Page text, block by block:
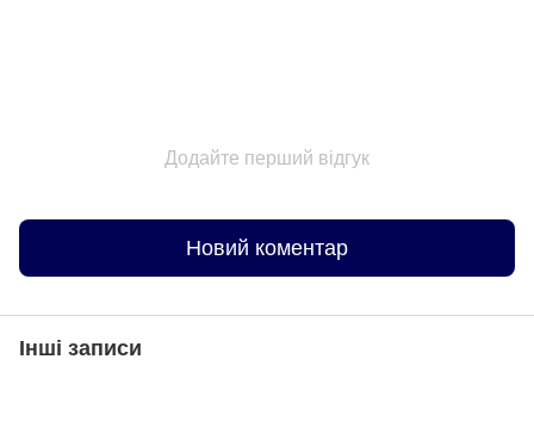
Додайте перший відгук
Новий коментар
Інші записи